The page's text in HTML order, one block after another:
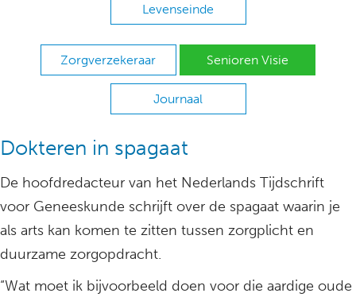
Levenseinde
Zorgverzekeraar Senioren Visie
Journaal
Dokteren in spagaat
De hoofdredacteur van het Nederlands Tijdschrift
voor Geneeskunde schrijft over de spagaat waarin je
als arts kan komen te zitten tussen zorgplicht en
duurzame zorgopdracht.
“Wat moet ik bijvoorbeeld doen voor die aardige oude